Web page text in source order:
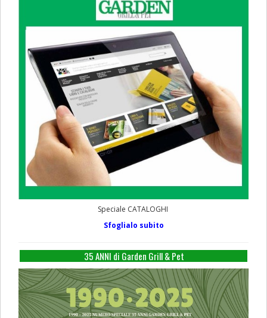
Speciale CATALOGHI
Sfoglialo subito
35 ANNI di Garden Grill & Pet